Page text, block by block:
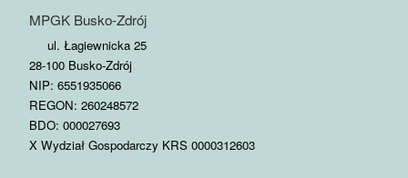
MPGK Busko-Zdrój
ul. Łagiewnicka 25
28-100 Busko-Zdrój
NIP: 6551935066
REGON: 260248572
BDO: 000027693
X Wydział Gospodarczy KRS 0000312603